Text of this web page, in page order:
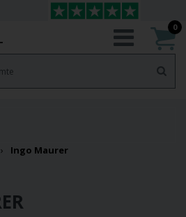
0
Ingo Maurer